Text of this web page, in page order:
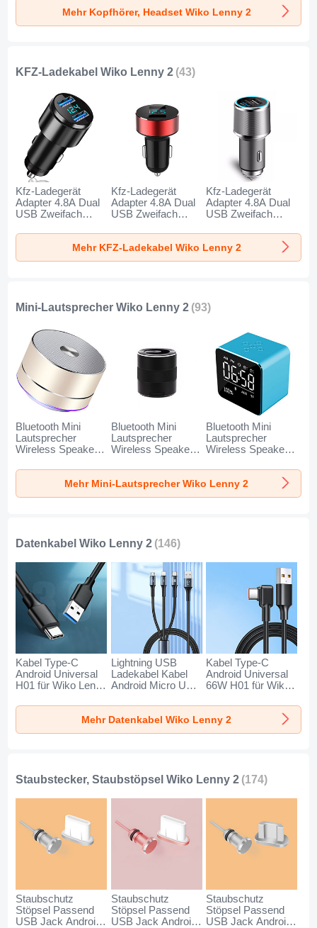
Schwarz
Gold
Mehr Kopfhörer, Headset Wiko Lenny 2
KFZ-Ladekabel Wiko Lenny 2 (43)
Kfz-Ladegerät
Adapter 4.8A Dual
USB Zweifach
Charge Universal
K10 für Wiko Lenny
2 Schwarz
Kfz-Ladegerät
Adapter 4.8A Dual
USB Zweifach
Charge Universal
K07 für Wiko Lenny
2 Rot
Kfz-Ladegerät
Adapter 4.8A Dual
USB Zweifach
Charge Universal
K08 für Wiko Lenny
2 Silber
Mehr KFZ-Ladekabel Wiko Lenny 2
Mini-Lautsprecher Wiko Lenny 2 (93)
Bluetooth Mini
Lautsprecher
Wireless Speaker
Wiko Lenny 2 Gold
Bluetooth Mini
Lautsprecher
Wireless Speaker
Wiko Lenny 2
Schwarz
Bluetooth Mini
Lautsprecher
Wireless Speaker
Wiko Lenny 2 Blau
Mehr Mini-Lautsprecher Wiko Lenny 2
Datenkabel Wiko Lenny 2 (146)
Kabel Type-C
Android Universal
H01 für Wiko Lenny
Lightning USB
Ladekabel Kabel
Android Micro USB
für Wiko Lenny 2
Schwarz
Kabel Type-C
Android Universal
66W H01 für Wiko
Mehr Datenkabel Wiko Lenny 2
Staubstecker, Staubstöpsel Wiko Lenny 2 (174)
Staubschutz
Stöpsel Passend
USB Jack Android
Staubschutz
Stöpsel Passend
USB Jack Android
Staubschutz
Stöpsel Passend
USB Jack Android